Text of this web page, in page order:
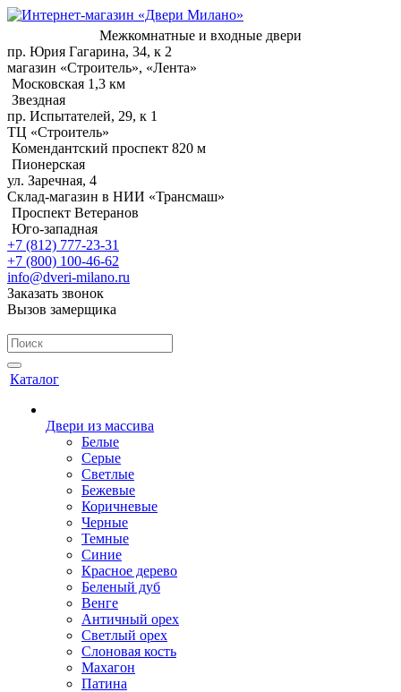
Межкомнатные и входные двери
пр. Юрия Гагарина, 34, к 2
магазин «Строитель», «Лента»
Московская 1,3 км
Звездная
пр. Испытателей, 29, к 1
ТЦ «Строитель»
Комендантский проспект 820 м
Пионерская
ул. Заречная, 4
Склад-магазин в НИИ «Трансмаш»
Проспект Ветеранов
Юго-западная
+7 (812) 777-23-31
+7 (800) 100-46-62
info@dveri-milano.ru
Заказать звонок
Вызов замерщика
Каталог
Двери из массива
Белые
Серые
Светлые
Бежевые
Коричневые
Черные
Темные
Синие
Красное дерево
Беленый дуб
Венге
Античный орех
Светлый орех
Слоновая кость
Махагон
Патина